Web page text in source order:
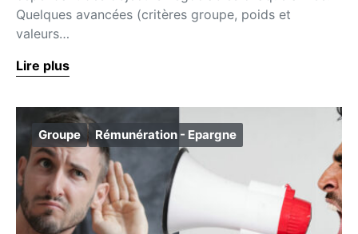
Quelques avancées (critères groupe, poids et
valeurs…
Lire plus
Groupe Rémunération - Epargne